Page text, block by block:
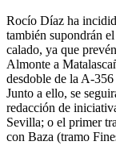
Rocío Díaz ha
también supondrán
calado, ya que
Almonte a
desdoble de la A-
Junto a ello, se
redacción de
Sevilla; o el primer
con Baza (tramo